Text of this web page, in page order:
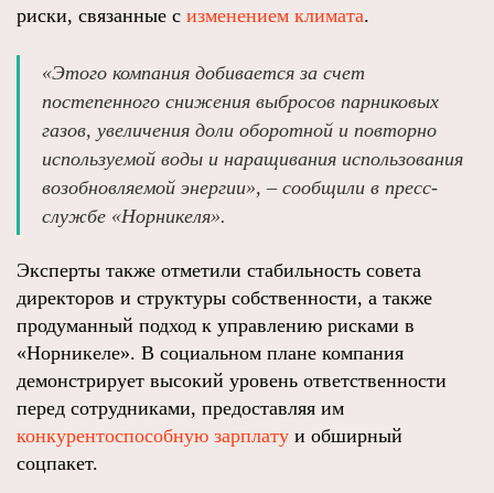
риски, связанные с изменением климата.
«Этого компания добивается за счет
постепенного снижения выбросов парниковых
газов, увеличения доли оборотной и повторно
используемой воды и наращивания использования
возобновляемой энергии», – сообщили в пресс-
службе «Норникеля».
Эксперты также отметили стабильность совета
директоров и структуры собственности, а также
продуманный подход к управлению рисками в
«Норникеле». В социальном плане компания
демонстрирует высокий уровень ответственности
перед сотрудниками, предоставляя им
конкурентоспособную зарплату и обширный
соцпакет.